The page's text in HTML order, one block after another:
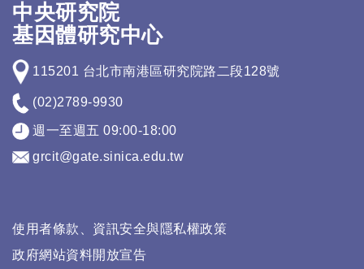
中央研究院
基因體研究中心
115201 台北市南港區研究院路二段128號
(02)2789-9930
週一至週五 09:00-18:00
grcit@gate.sinica.edu.tw
使用者條款、資訊安全與隱私權政策
政府網站資料開放宣告